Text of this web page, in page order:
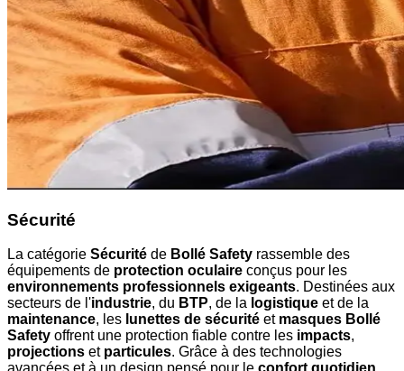
Sécurité
La catégorie Sécurité de Bollé Safety rassemble des
équipements de protection oculaire conçus pour les
environnements professionnels exigeants. Destinées aux
secteurs de l'industrie, du BTP, de la logistique et de la
maintenance, les lunettes de sécurité et masques Bollé
Safety offrent une protection fiable contre les impacts,
projections et particules. Grâce à des technologies